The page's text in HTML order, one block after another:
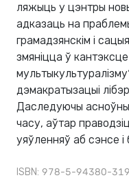
ляжыць у цэнтры
адказаць на
грамадзянскім і
змяніцца ў
дэмакратызацыі
Даследуючы
часу, аўтар
уяўленняў аб сэнсе і
ISBN: 978-5-94380-